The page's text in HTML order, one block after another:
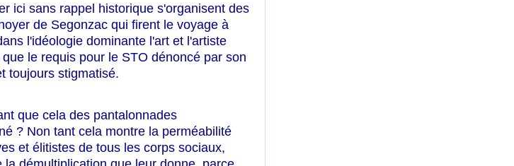
ici sans rappel historique s'organisent des
de Segonzac qui firent le voyage à
l'idéologie dominante l'art et l'artiste
le requis pour le STO dénoncé par son
toujours stigmatisé.
que cela des pantalonnades
? Non tant cela montre la perméabilité
et élitistes de tous les corps sociaux,